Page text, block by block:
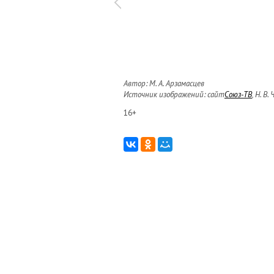
Автор: М. А. Арзамасцев
Источник изображений: сайтСоюз-ТВ, Н. В.
16+